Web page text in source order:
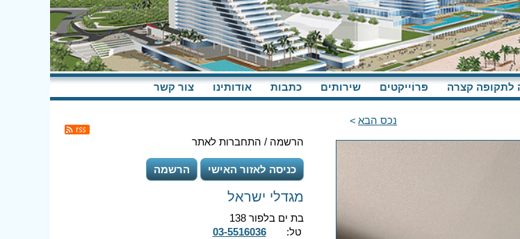
לתקופה קצרה פּרוֹייקטים שירותים כתבות אודותינו צור קשר
נכס הבא
הרשמה / התחברות לאתר
כניסה לאזור האישי הרשמה
מגדלי ישראל
בת ים בלפור 138
טל:
03-5516036